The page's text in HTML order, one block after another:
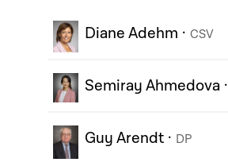
Diane Adehm · CSV
Semiray Ahmedova ·
Guy Arendt · DP